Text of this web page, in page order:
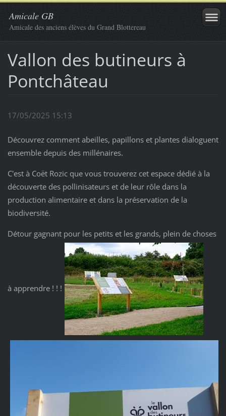
Amicale GB
Amicale des anciens élèves du Grand Blottereau
Vallon des butineurs à
Pontchâteau
17/05/2025 15:13
Découvrez comment abeilles, papillons et plantes dialoguent
ensemble depuis des millénaires.
C'est à Coët Rozic que vous trouverez cet espace dédié à la
découverte des pollinisateurs et de leur rôle dans la
production alimentaire et dans la préservation de la
biodiversité.
Détour gagnant pour les petits et les grands, plein de choses
à apprendre ! ! !